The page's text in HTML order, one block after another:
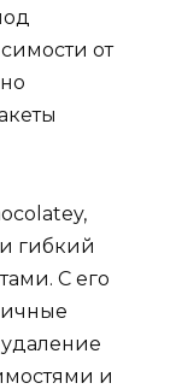
от
гибкий
С его
и